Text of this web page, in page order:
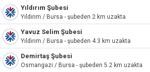
Yıldırım Şubesi
Yıldırım / Bursa - şubeden 2 km uzakta
Yavuz Selim Şubesi
Yıldırım / Bursa - şubeden 4.3 km uzakta
Demirtaş Şubesi
Osmangazi / Bursa - şubeden 5.2 km uzakta